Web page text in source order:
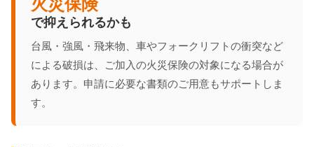
で抑えられるかも
台風・強風・飛来物、車やフォークリフトの衝突など
による破損は、ご加入の火災保険の対象になる場合が
あります。申請に必要な書類のご用意もサポートしま
す。